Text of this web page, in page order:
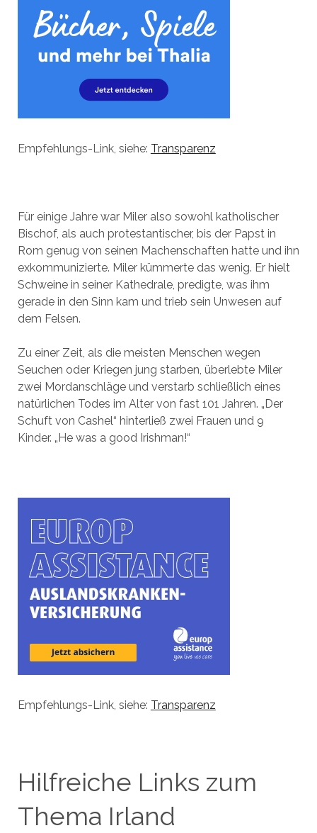
Empfehlungs-Link, siehe: Transparenz
Für einige Jahre war Miler also sowohl katholischer
Bischof, als auch protestantischer, bis der Papst in
Rom genug von seinen Machenschaften hatte und ihn
exkommunizierte. Miler kümmerte das wenig. Er hielt
Schweine in seiner Kathedrale, predigte, was ihm
gerade in den Sinn kam und trieb sein Unwesen auf
dem Felsen.
Zu einer Zeit, als die meisten Menschen wegen
Seuchen oder Kriegen jung starben, überlebte Miler
zwei Mordanschläge und verstarb schließlich eines
natürlichen Todes im Alter von fast 101 Jahren. „Der
Schuft von Cashel“ hinterließ zwei Frauen und 9
Kinder. „He was a good Irishman!“
Empfehlungs-Link, siehe: Transparenz
Hilfreiche Links zum
Thema Irland